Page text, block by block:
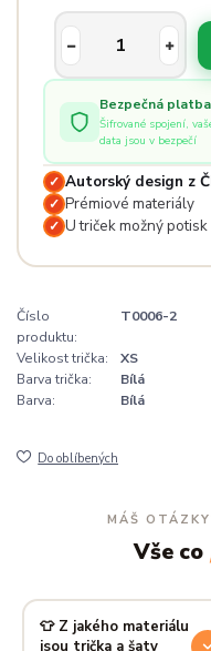
Bezpečná platba
Šifrované spojení,
data jsou v bezpečí
✓ Autorský design z
✓ Prémiové materiály
✓ U triček možný
Číslo
produktu:
T0006-2
Velikost trička:
XS
Barva trička:
Bílá
Barva:
Bílá
Do oblíbených
MÁŠ
Vše co
👕 Z jakého materiálu
jsou trička a šaty